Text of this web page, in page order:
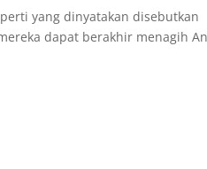
yang dinyatakan disebutkan
dapat berakhir menagih